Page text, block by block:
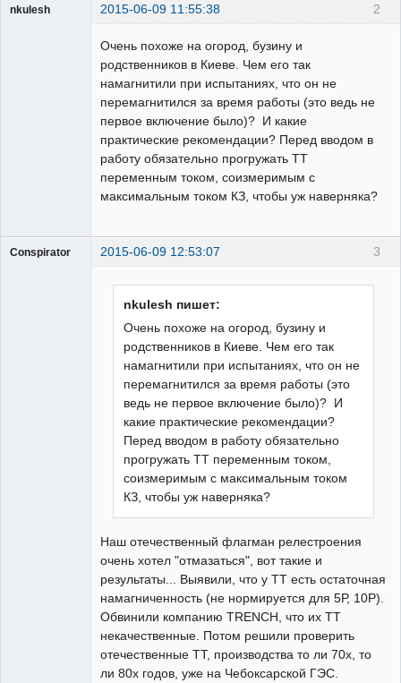
2
nkulesh 2015-06-09 11:55:38
Очень похоже на огород, бузину и
родственников в Киеве. Чем его так
намагнитили при испытаниях, что он не
перемагнитился за время работы (это ведь не
первое включение было)? И какие
практические рекомендации? Перед вводом в
работу обязательно прогружать ТТ
переменным током, соизмеримым с
максимальным током КЗ, чтобы уж наверняка?
3
Conspirator 2015-06-09 12:53:07
nkulesh пишет:
Очень похоже на огород, бузину и
родственников в Киеве. Чем его так
намагнитили при испытаниях, что он не
перемагнитился за время работы (это
ведь не первое включение было)? И
какие практические рекомендации?
Перед вводом в работу обязательно
прогружать ТТ переменным током,
соизмеримым с максимальным током
КЗ, чтобы уж наверняка?
Наш отечественный флагман релестроения
очень хотел "отмазаться", вот такие и
результаты... Выявили, что у ТТ есть остаточная
намагниченность (не нормируется для 5Р, 10Р).
Обвинили компанию TRENCH, что их ТТ
некачественные. Потом решили проверить
отечественные ТТ, производства то ли 70х, то
ли 80х годов, уже на Чебоксарской ГЭС.